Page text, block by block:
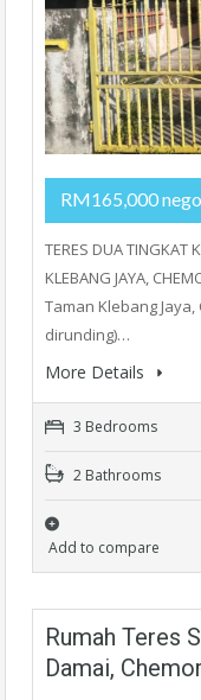
RM165,000 nego
TERES DUA TINGKAT
KLEBANG JAYA,
Taman Klebang
dirunding)…
More Details
3 Bedrooms
2 Bathrooms
Add to compare
Rumah Teres
Damai,